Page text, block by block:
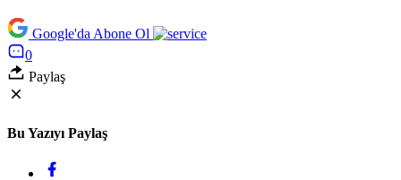
Google'da Abone Ol
0
Paylaş
Bu Yazıyı Paylaş